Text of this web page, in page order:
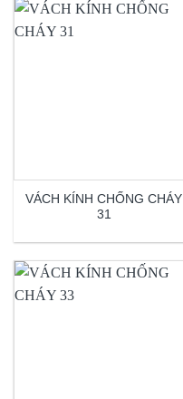
VÁCH KÍNH CHỐNG CHÁY
31